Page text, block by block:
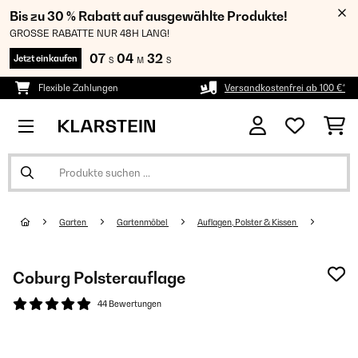
Bis zu 30 % Rabatt auf ausgewählte Produkte!
GROSSE RABATTE NUR 48H LANG!
Jetzt einkaufen 07 S 04 M 32 S
Flexible Zahlungen Versandkostenfrei ab 100 €*
Garten Gartenmöbel Auflagen, Polster & Kissen
Coburg Polsterauflage
44 Bewertungen